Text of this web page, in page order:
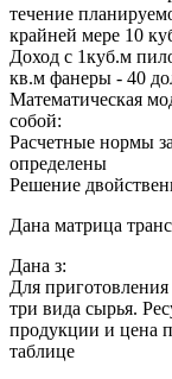
течение
крайней мере 10
Доход с 1куб.м
кв.м фанеры - 40
Математическая
собой:
Расчетные нормы
определены
Решение
Дана матрица
Дана з:
Для
три вида сырья.
продукции и цена
таблице